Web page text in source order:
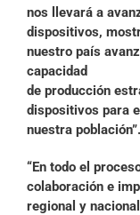
nos llevará a
dispositivos,
nuestro país
capacidad
de producción
dispositivos para
nuestra población”.
“En todo el
colaboración e
regional y